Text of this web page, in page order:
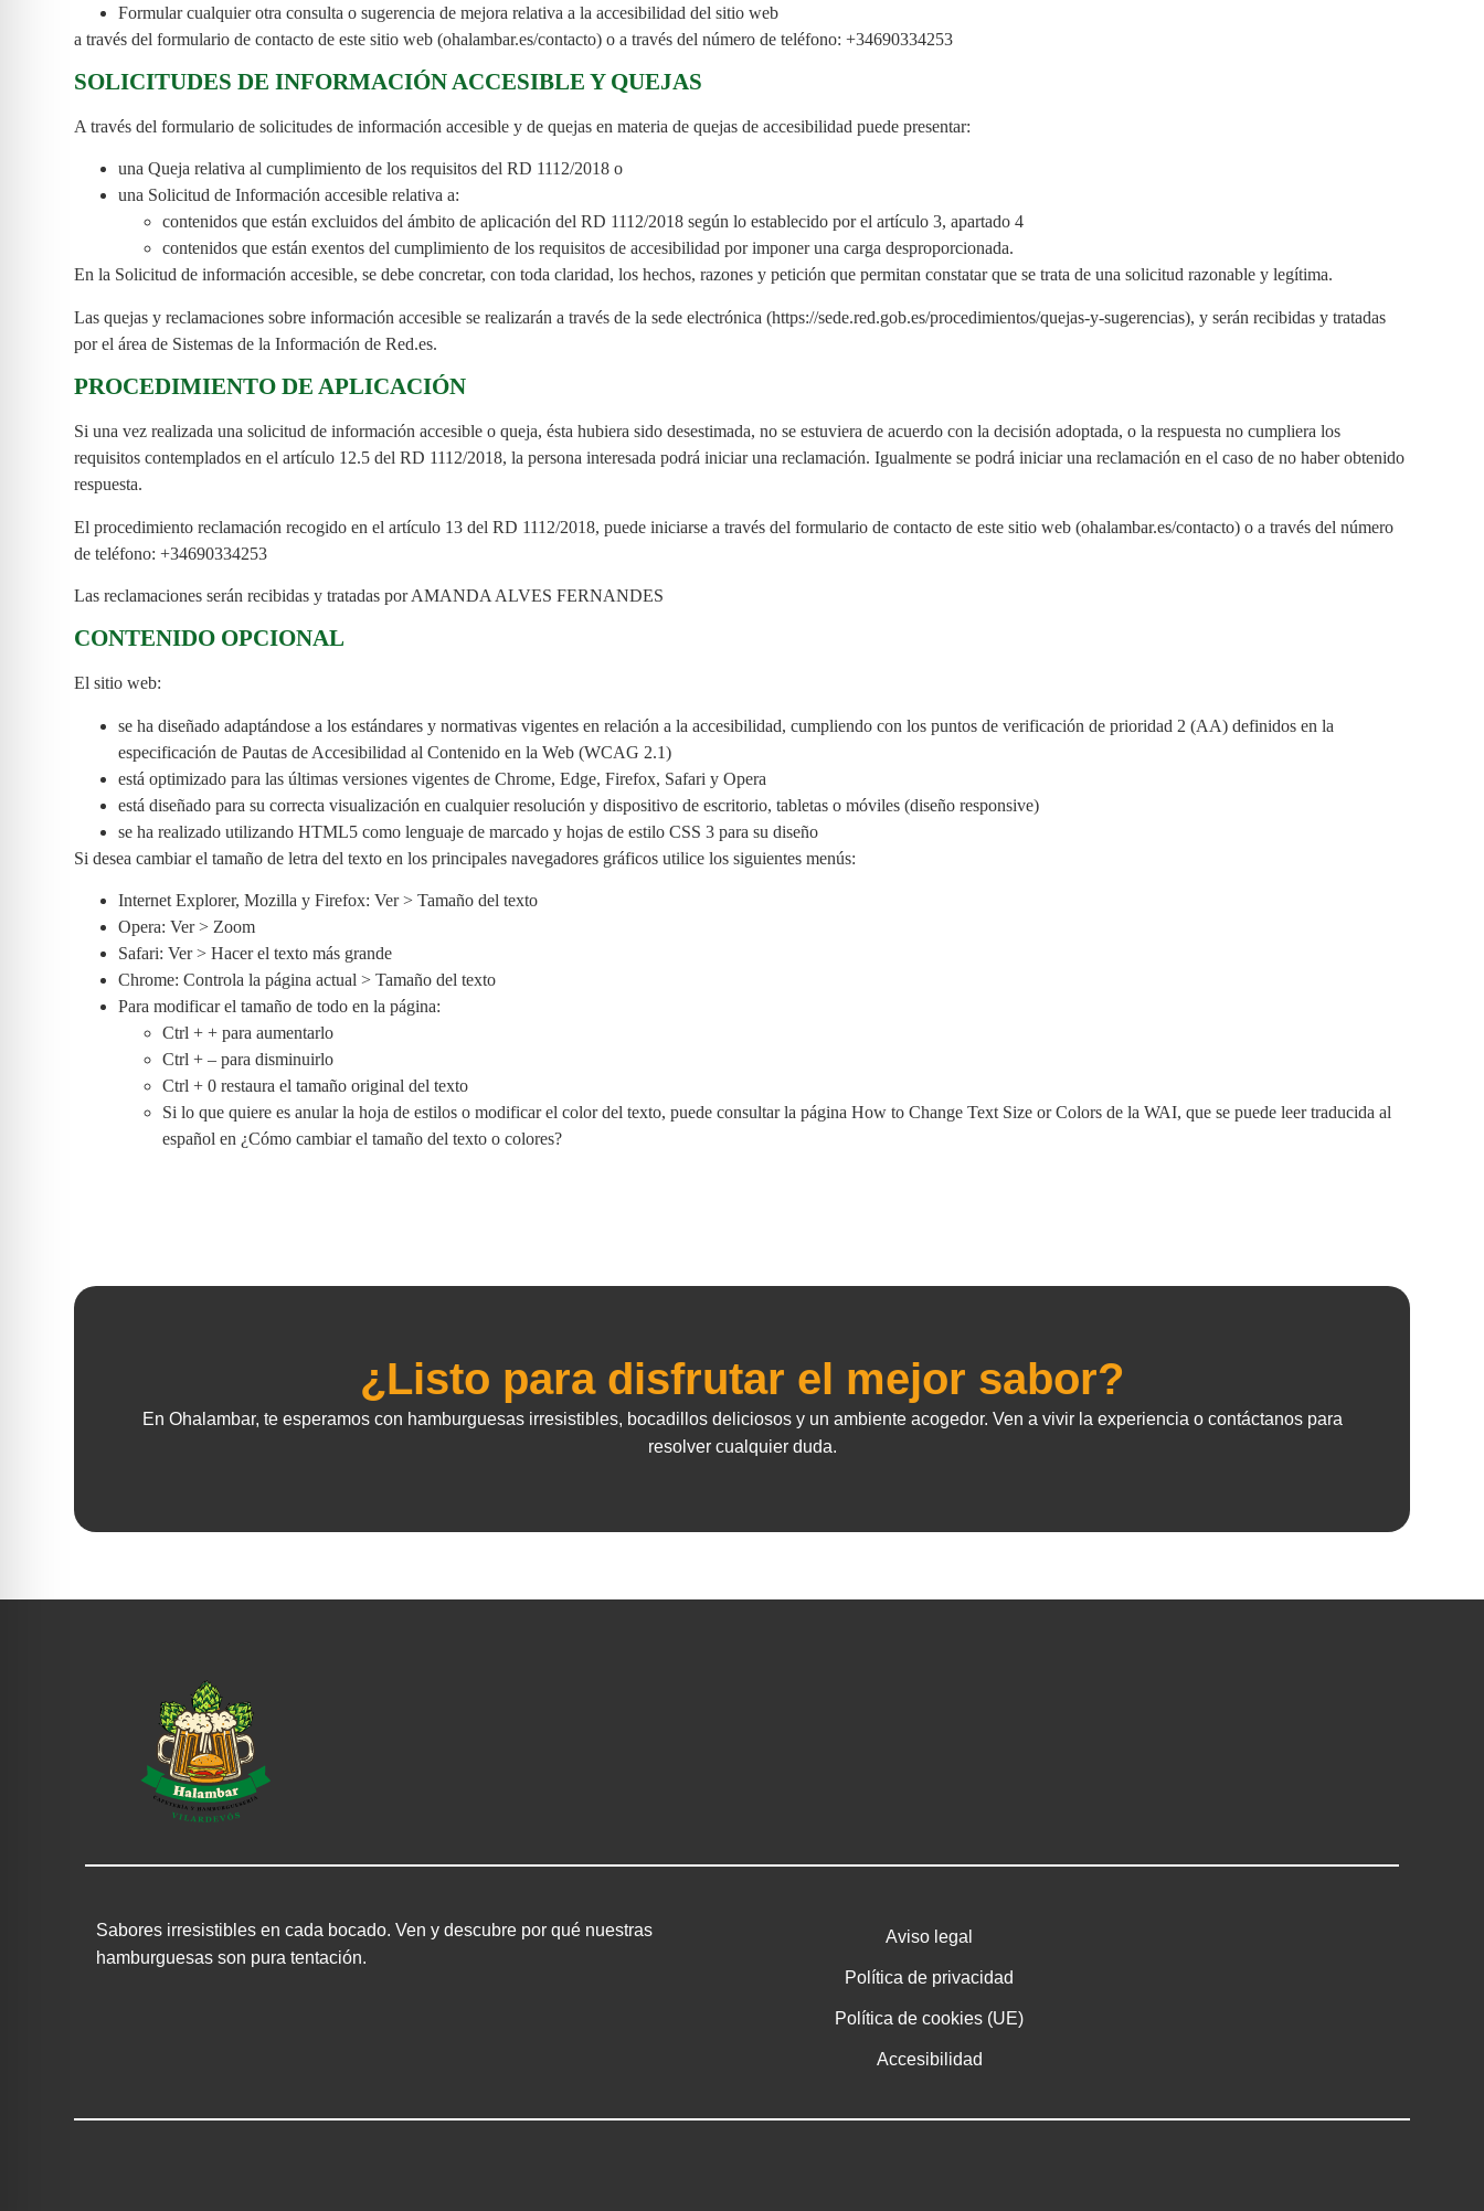
Formular cualquier otra consulta o sugerencia de mejora relativa a la accesibilidad del sitio web
a través del formulario de contacto de este sitio web (ohalambar.es/contacto) o a través del número de teléfono: +34690334253
SOLICITUDES DE INFORMACIÓN ACCESIBLE Y QUEJAS
A través del formulario de solicitudes de información accesible y de quejas en materia de quejas de accesibilidad puede presentar:
una Queja relativa al cumplimiento de los requisitos del RD 1112/2018 o
una Solicitud de Información accesible relativa a:
contenidos que están excluidos del ámbito de aplicación del RD 1112/2018 según lo establecido por el artículo 3, apartado 4
contenidos que están exentos del cumplimiento de los requisitos de accesibilidad por imponer una carga desproporcionada.
En la Solicitud de información accesible, se debe concretar, con toda claridad, los hechos, razones y petición que permitan constatar que se trata de una solicitud razonable y legítima.
Las quejas y reclamaciones sobre información accesible se realizarán a través de la sede electrónica (https://sede.red.gob.es/procedimientos/quejas-y-sugerencias), y serán recibidas y tratadas
por el área de Sistemas de la Información de Red.es.
PROCEDIMIENTO DE APLICACIÓN
Si una vez realizada una solicitud de información accesible o queja, ésta hubiera sido desestimada, no se estuviera de acuerdo con la decisión adoptada, o la respuesta no cumpliera los
requisitos contemplados en el artículo 12.5 del RD 1112/2018, la persona interesada podrá iniciar una reclamación. Igualmente se podrá iniciar una reclamación en el caso de no haber obtenido
respuesta.
El procedimiento reclamación recogido en el artículo 13 del RD 1112/2018, puede iniciarse a través del formulario de contacto de este sitio web (ohalambar.es/contacto) o a través del número
de teléfono: +34690334253
Las reclamaciones serán recibidas y tratadas por AMANDA ALVES FERNANDES
CONTENIDO OPCIONAL
El sitio web:
se ha diseñado adaptándose a los estándares y normativas vigentes en relación a la accesibilidad, cumpliendo con los puntos de verificación de prioridad 2 (AA) definidos en la
especificación de Pautas de Accesibilidad al Contenido en la Web (WCAG 2.1)
está optimizado para las últimas versiones vigentes de Chrome, Edge, Firefox, Safari y Opera
está diseñado para su correcta visualización en cualquier resolución y dispositivo de escritorio, tabletas o móviles (diseño responsive)
se ha realizado utilizando HTML5 como lenguaje de marcado y hojas de estilo CSS 3 para su diseño
Si desea cambiar el tamaño de letra del texto en los principales navegadores gráficos utilice los siguientes menús:
Internet Explorer, Mozilla y Firefox: Ver > Tamaño del texto
Opera: Ver > Zoom
Safari: Ver > Hacer el texto más grande
Chrome: Controla la página actual > Tamaño del texto
Para modificar el tamaño de todo en la página:
Ctrl + + para aumentarlo
Ctrl + – para disminuirlo
Ctrl + 0 restaura el tamaño original del texto
Si lo que quiere es anular la hoja de estilos o modificar el color del texto, puede consultar la página How to Change Text Size or Colors de la WAI, que se puede leer traducida al
español en ¿Cómo cambiar el tamaño del texto o colores?
¿Listo para disfrutar el mejor sabor?
En Ohalambar, te esperamos con hamburguesas irresistibles, bocadillos deliciosos y un ambiente acogedor. Ven a vivir la experiencia o contáctanos para
resolver cualquier duda.
Sabores irresistibles en cada bocado. Ven y descubre por qué nuestras
hamburguesas son pura tentación.
Aviso legal
Política de privacidad
Política de cookies (UE)
Accesibilidad